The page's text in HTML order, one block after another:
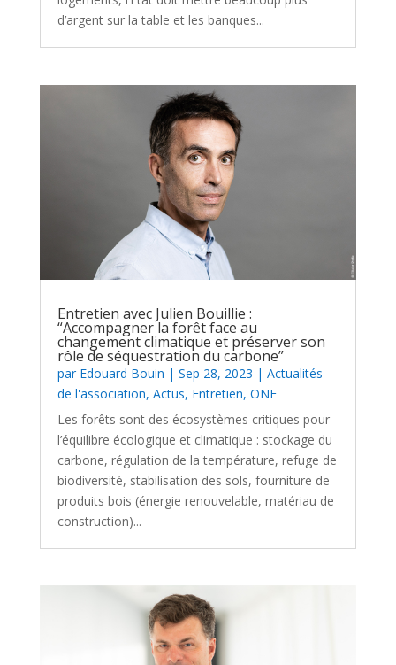
d’argent sur la table et les banques...
Entretien avec Julien Bouillie :
“Accompagner la forêt face au
changement climatique et préserver son
rôle de séquestration du carbone”
par Edouard Bouin | Sep 28, 2023 | Actualités
de l'association, Actus, Entretien, ONF
Les forêts sont des écosystèmes critiques pour
l’équilibre écologique et climatique : stockage du
carbone, régulation de la température, refuge de
biodiversité, stabilisation des sols, fourniture de
produits bois (énergie renouvelable, matériau de
construction)...